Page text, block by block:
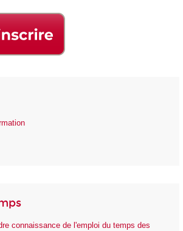
connaissance de l'emploi du temps des